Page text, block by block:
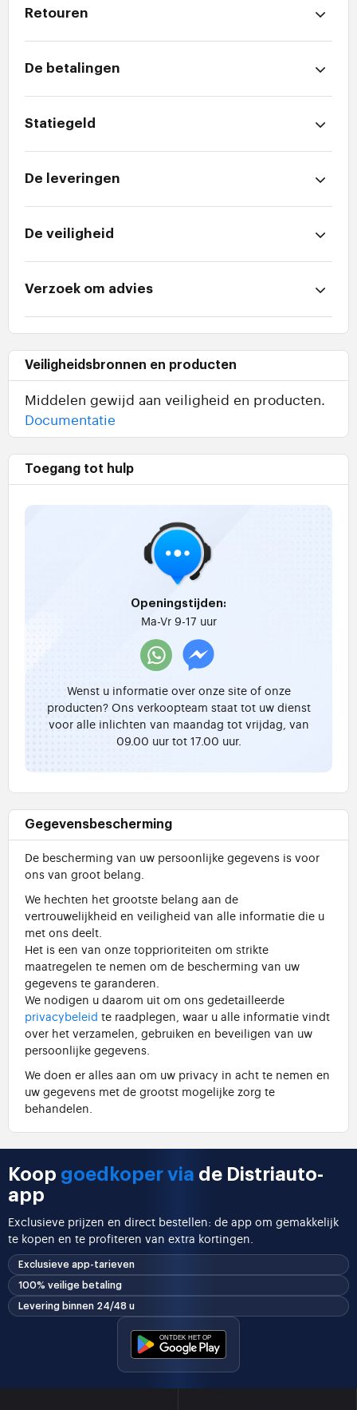
Retouren
De betalingen
Statiegeld
De leveringen
De veiligheid
Verzoek om advies
Veiligheidsbronnen en producten
Middelen gewijd aan veiligheid en producten.
Documentatie
Toegang tot hulp
Openingstijden:
Ma-Vr 9-17 uur
Wenst u informatie over onze site of onze
producten? Ons verkoopteam staat tot uw dienst
voor alle inlichten van maandag tot vrijdag, van
09.00 uur tot 17.00 uur.
Gegevensbescherming
De bescherming van uw persoonlijke gegevens is voor
ons van groot belang.
We hechten het grootste belang aan de
vertrouwelijkheid en veiligheid van alle informatie die u
met ons deelt.
Het is een van onze topprioriteiten om strikte
maatregelen te nemen om de bescherming van uw
gegevens te garanderen.
We nodigen u daarom uit om ons gedetailleerde
privacybeleid te raadplegen, waar u alle informatie vindt
over het verzamelen, gebruiken en beveiligen van uw
persoonlijke gegevens.
We doen er alles aan om uw privacy in acht te nemen en
uw gegevens met de grootst mogelijke zorg te
behandelen.
Koop goedkoper via de Distriauto-
app
Exclusieve prijzen en direct bestellen: de app om gemakkelijk
te kopen en te profiteren van extra kortingen.
Exclusieve app-tarieven
100% veilige betaling
Levering binnen 24/48 u